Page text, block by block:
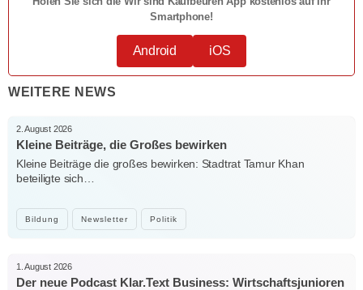
Smartphone!
Android iOS
WEITERE NEWS
Bildung Newsletter Politik
2. August 2026
Kleine Beiträge, die Großes bewirken
Kleine Beiträge die großes bewirken: Stadtrat Tamur Khan
beteiligte sich…
1. August 2026
Der neue Podcast Klar.Text Business: Wirtschaftsjunioren